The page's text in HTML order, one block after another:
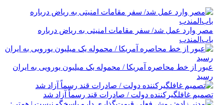
مصر وارد عمل شد/ سفر مقامات امنیتی به ریاض درباره
باب‌المندب
عبور از خط محاصره آمریکا / محموله یک میلیون یورویی به ایران
رسید
تصمیم غافلگیرکننده دولت / صادرات قند رسماً آزاد شد